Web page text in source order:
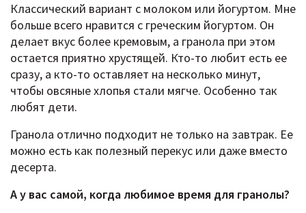
Классический вариант с молоком или йогуртом. Мне
больше всего нравится с греческим йогуртом. Он
делает вкус более кремовым, а гранола при этом
остается приятно хрустящей. Кто-то любит есть ее
сразу, а кто-то оставляет на несколько минут,
чтобы овсяные хлопья стали мягче. Особенно так
любят дети.
Гранола отлично подходит не только на завтрак. Ее
можно есть как полезный перекус или даже вместо
десерта.
А у вас самой, когда любимое время для гранолы?